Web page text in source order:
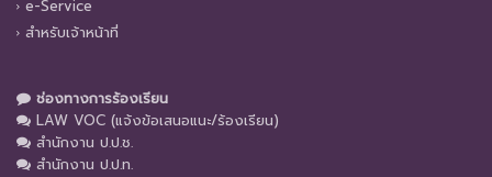
e-Service
สำหรับเจ้าหน้าที่
ช่องทางการร้องเรียน
LAW VOC (แจ้งข้อเสนอแนะ/ร้องเรียน)
สำนักงาน ป.ป.ช.
สำนักงาน ป.ป.ท.